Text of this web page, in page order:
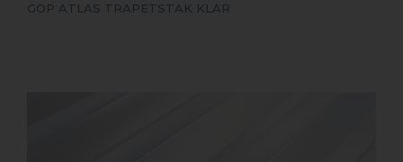
GOP ATLAS TRAPETSTAK KLAR